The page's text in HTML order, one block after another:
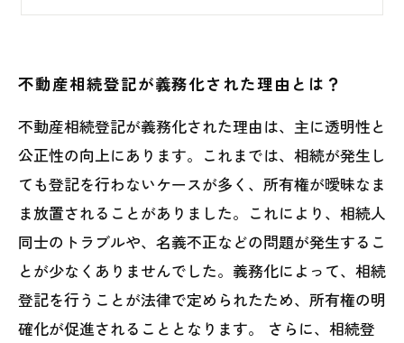
不動産売却時に役立つ相続登記の知識
スムーズな相続を実現するための準備とは？
不動産相続登記が義務化された理由とは？
不動産相続登記が義務化された理由は、主に透明性と
公正性の向上にあります。これまでは、相続が発生し
ても登記を行わないケースが多く、所有権が曖昧なま
ま放置されることがありました。これにより、相続人
同士のトラブルや、名義不正などの問題が発生するこ
とが少なくありませんでした。義務化によって、相続
登記を行うことが法律で定められたため、所有権の明
確化が促進されることとなります。 さらに、相続登